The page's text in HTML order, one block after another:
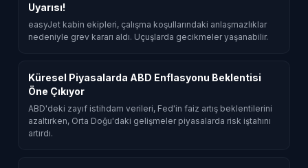
Uyarısı!
easyJet kabin ekipleri, çalışma koşullarındaki anlaşmazlıklar
nedeniyle grev kararı aldı. Uçuşlarda gecikmeler yaşanabilir.
Küresel Piyasalarda ABD Enflasyonu Beklentisi
Öne Çıkıyor
ABD'deki zayıf istihdam verileri, Fed'in faiz artış beklentilerini
azaltırken, Orta Doğu'daki gelişmeler piyasalarda risk iştahını
artırdı.